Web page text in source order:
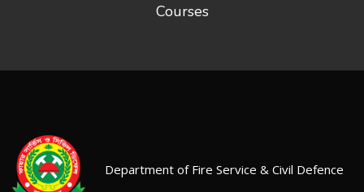
Courses
Department of Fire Service & Civil Defence